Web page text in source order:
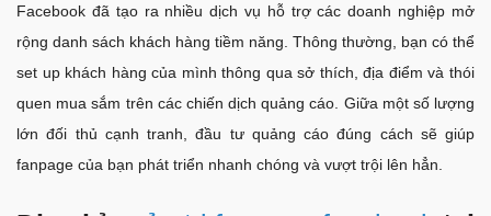
Facebook đã tạo ra nhiều dịch vụ hỗ trợ các doanh nghiệp mở
rộng danh sách khách hàng tiềm năng. Thông thường, bạn có thể
set up khách hàng của mình thông qua sở thích, địa điểm và thói
quen mua sắm trên các chiến dịch quảng cáo. Giữa một số lượng
lớn đối thủ cạnh tranh, đầu tư quảng cáo đúng cách sẽ giúp
fanpage của bạn phát triển nhanh chóng và vượt trội lên hẳn.